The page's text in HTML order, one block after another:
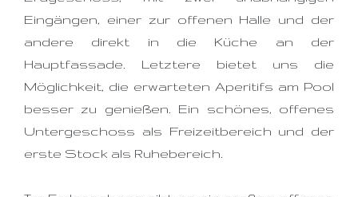
Eingängen, einer zur offenen Halle und der
andere direkt in die Küche an der
Hauptfassade. Letztere bietet uns die
Möglichkeit, die erwarteten Aperitifs am Pool
besser zu genießen. Ein schönes, offenes
Untergeschoss als Freizeitbereich und der
erste Stock als Ruhebereich.